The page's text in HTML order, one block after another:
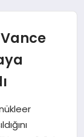
Vance